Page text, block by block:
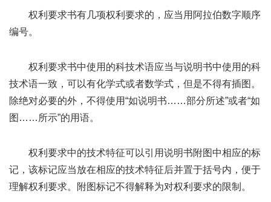
权利要求书有几项权利要求的，应当用阿拉伯数字顺序
编号。
权利要求书中使用的科技术语应当与说明书中使用的科
技术语一致，可以有化学式或者数学式，但是不得有插图。
除绝对必要的外，不得使用“如说明书……部分所述”或者“如
图……所示”的用语。
权利要求中的技术特征可以引用说明书附图中相应的标
记，该标记应当放在相应的技术特征后并置于括号内，便于
理解权利要求。附图标记不得解释为对权利要求的限制。